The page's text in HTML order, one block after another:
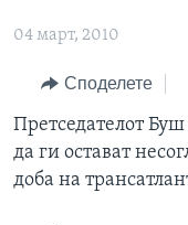
до
навигација
Пребарувај
СВЕТ
ЕКОНОМИЈА
ПОЛИТИКА
ЗДРАВЈЕ
АРХИВИРАНА
NEWSFLASH -
ВЕСТИ ОД САД ВО
ИЗБОРИ ВО САД
ЗА НАС
Learning English
04 март, 2010
Споделете
Претседателот
да ги остават
доба на